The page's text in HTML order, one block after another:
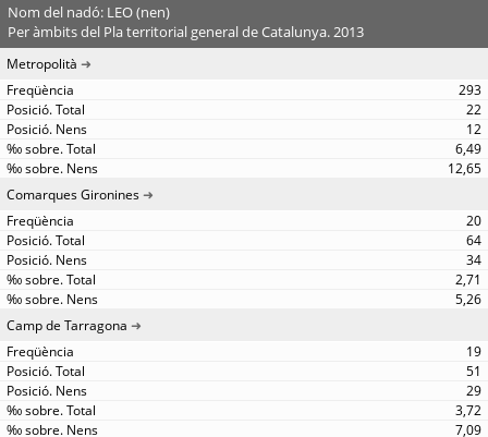
Nom del nadó: LEO (nen)
Per àmbits del Pla territorial general de Catalunya. 2013
Metropolità
293
22
12
6,49
12,65
Comarques Gironines
20
64
34
2,71
5,26
Camp de Tarragona
19
51
29
3,72
7,09